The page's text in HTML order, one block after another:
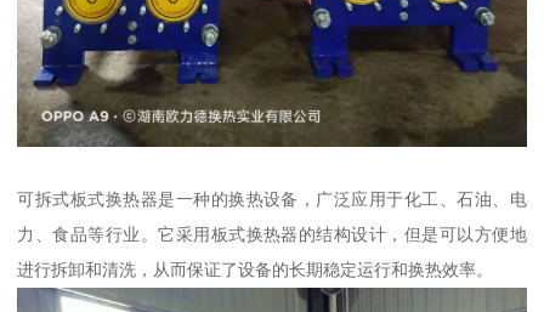
可拆式板式换热器是一种的换热设备，广泛应用于化工、石油、电
力、食品等行业。它采用板式换热器的结构设计，但是可以方便地
进行拆卸和清洗，从而保证了设备的长期稳定运行和换热效率。